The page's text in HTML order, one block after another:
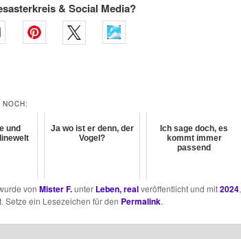
& Social Media?
und
Ja wo ist er denn, der
Vogel?
Ich sage doch, es
kommt immer
passend
von Mister F.unter Leben, realveröffentlicht und mit2024,
Setze ein Lesezeichen für den Permalink.